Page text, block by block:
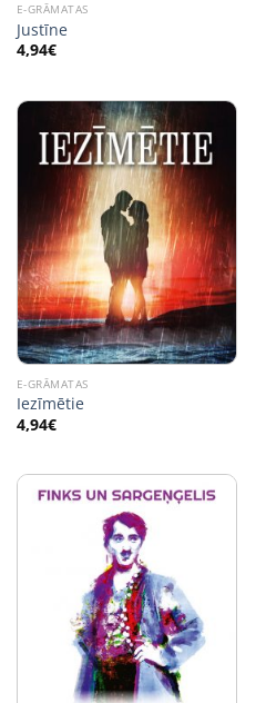
E-GRĀMATAS
Justīne
4,94€
E-GRĀMATAS
Iezīmētie
4,94€